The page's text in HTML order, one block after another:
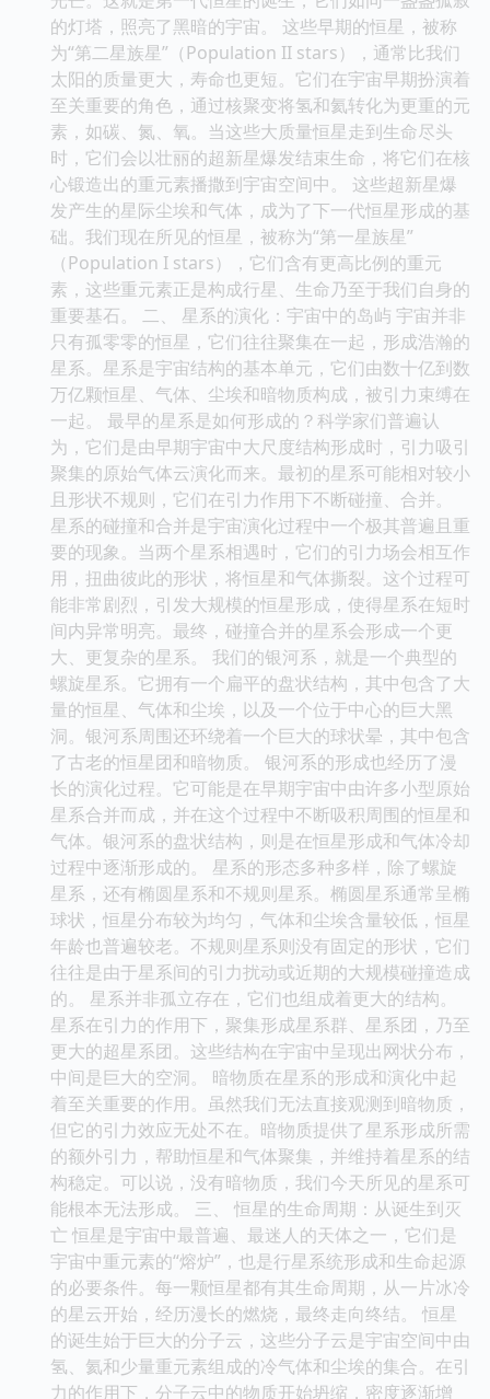
的灯塔，照亮了黑暗的宇宙。 这些早期的恒星，被称
为“第二星族星”（Population II stars），通常比我们
太阳的质量更大，寿命也更短。它们在宇宙早期扮演着
至关重要的角色，通过核聚变将氢和氦转化为更重的元
素，如碳、氮、氧。当这些大质量恒星走到生命尽头
时，它们会以壮丽的超新星爆发结束生命，将它们在核
心锻造出的重元素播撒到宇宙空间中。 这些超新星爆
发产生的星际尘埃和气体，成为了下一代恒星形成的基
础。我们现在所见的恒星，被称为“第一星族星”
（Population I stars），它们含有更高比例的重元
素，这些重元素正是构成行星、生命乃至于我们自身的
重要基石。 二、 星系的演化：宇宙中的岛屿 宇宙并非
只有孤零零的恒星，它们往往聚集在一起，形成浩瀚的
星系。星系是宇宙结构的基本单元，它们由数十亿到数
万亿颗恒星、气体、尘埃和暗物质构成，被引力束缚在
一起。 最早的星系是如何形成的？科学家们普遍认
为，它们是由早期宇宙中大尺度结构形成时，引力吸引
聚集的原始气体云演化而来。最初的星系可能相对较小
且形状不规则，它们在引力作用下不断碰撞、合并。
星系的碰撞和合并是宇宙演化过程中一个极其普遍且重
要的现象。当两个星系相遇时，它们的引力场会相互作
用，扭曲彼此的形状，将恒星和气体撕裂。这个过程可
能非常剧烈，引发大规模的恒星形成，使得星系在短时
间内异常明亮。最终，碰撞合并的星系会形成一个更
大、更复杂的星系。 我们的银河系，就是一个典型的
螺旋星系。它拥有一个扁平的盘状结构，其中包含了大
量的恒星、气体和尘埃，以及一个位于中心的巨大黑
洞。银河系周围还环绕着一个巨大的球状晕，其中包含
了古老的恒星团和暗物质。 银河系的形成也经历了漫
长的演化过程。它可能是在早期宇宙中由许多小型原始
星系合并而成，并在这个过程中不断吸积周围的恒星和
气体。银河系的盘状结构，则是在恒星形成和气体冷却
过程中逐渐形成的。 星系的形态多种多样，除了螺旋
星系，还有椭圆星系和不规则星系。椭圆星系通常呈椭
球状，恒星分布较为均匀，气体和尘埃含量较低，恒星
年龄也普遍较老。不规则星系则没有固定的形状，它们
往往是由于星系间的引力扰动或近期的大规模碰撞造成
的。 星系并非孤立存在，它们也组成着更大的结构。
星系在引力的作用下，聚集形成星系群、星系团，乃至
更大的超星系团。这些结构在宇宙中呈现出网状分布，
中间是巨大的空洞。 暗物质在星系的形成和演化中起
着至关重要的作用。虽然我们无法直接观测到暗物质，
但它的引力效应无处不在。暗物质提供了星系形成所需
的额外引力，帮助恒星和气体聚集，并维持着星系的结
构稳定。可以说，没有暗物质，我们今天所见的星系可
能根本无法形成。 三、 恒星的生命周期：从诞生到灭
亡 恒星是宇宙中最普遍、最迷人的天体之一，它们是
宇宙中重元素的“熔炉”，也是行星系统形成和生命起源
的必要条件。每一颗恒星都有其生命周期，从一片冰冷
的星云开始，经历漫长的燃烧，最终走向终结。 恒星
的诞生始于巨大的分子云，这些分子云是宇宙空间中由
氢、氦和少量重元素组成的冷气体和尘埃的集合。在引
力的作用下，分子云中的物质开始坍缩，密度逐渐增